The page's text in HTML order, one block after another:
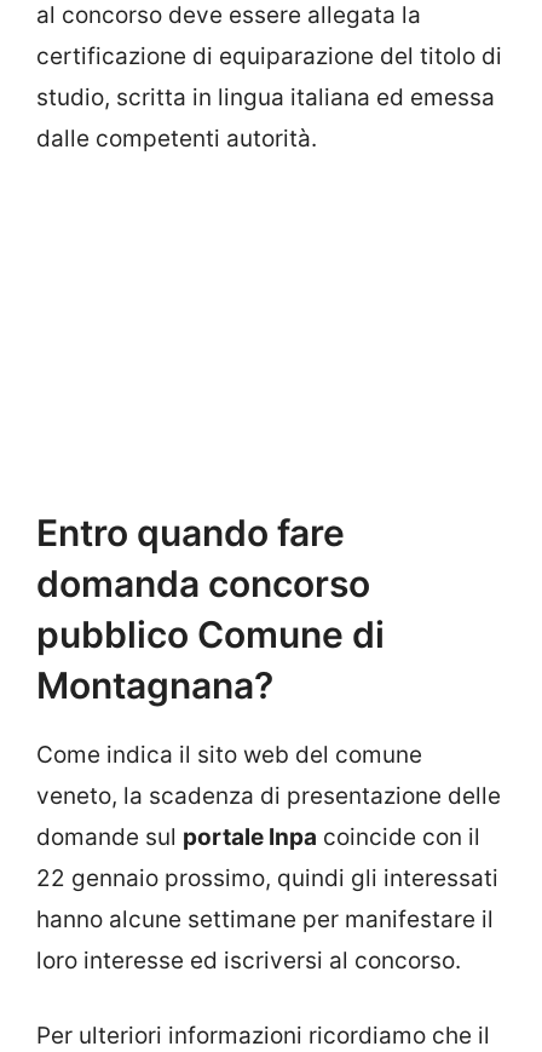
al concorso deve essere allegata la
certificazione di equiparazione del titolo di
studio, scritta in lingua italiana ed emessa
dalle competenti autorità.
Entro quando fare
domanda concorso
pubblico Comune di
Montagnana?
Come indica il sito web del comune
veneto, la scadenza di presentazione delle
domande sul portale Inpa coincide con il
22 gennaio prossimo, quindi gli interessati
hanno alcune settimane per manifestare il
loro interesse ed iscriversi al concorso.
Per ulteriori informazioni ricordiamo che il